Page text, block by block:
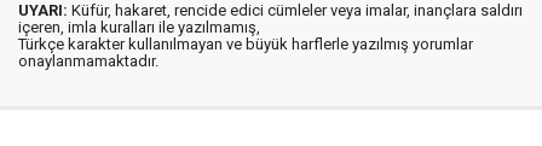
UYARI: Küfür, hakaret, rencide edici cümleler veya imalar, inançlara saldırı
içeren, imla kuralları ile yazılmamış,
Türkçe karakter kullanılmayan ve büyük harflerle yazılmış yorumlar
onaylanmamaktadır.